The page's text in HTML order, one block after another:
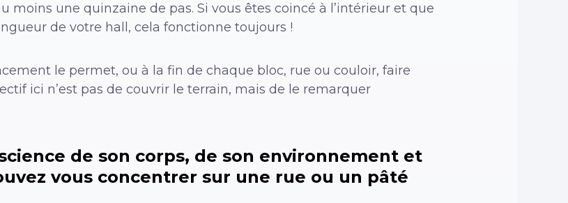
une quinzaine de pas. Si vous êtes coincé à l’intérieur et que
de votre hall, cela fonctionne toujours !
le permet, ou à la fin de chaque bloc, rue ou couloir, faire
ici n’est pas de couvrir le terrain, mais de le remarquer
de son corps, de son environnement et
vous concentrer sur une rue ou un pâté